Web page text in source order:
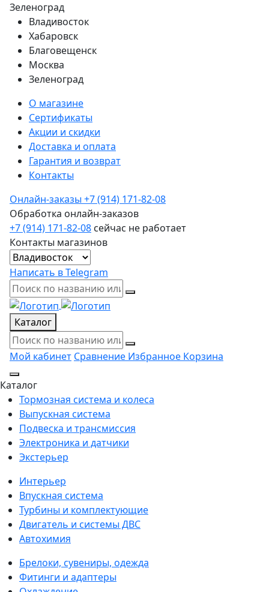
Зеленоград
Владивосток
Хабаровск
Благовещенск
Москва
Зеленоград
О магазине
Сертификаты
Акции и скидки
Доставка и оплата
Гарантия и возврат
Контакты
Онлайн-заказы +7 (914) 171-82-08
Обработка онлайн-заказов
+7 (914) 171-82-08 сейчас не работает
Контакты магазинов
Написать в Telegram
Каталог
Мой кабинет Сравнение Избранное Корзина
Каталог
Тормозная система и колеса
Выпускная система
Подвеска и трансмиссия
Электроника и датчики
Экстерьер
Интерьер
Впускная система
Турбины и комплектующие
Двигатель и системы ДВС
Автохимия
Брелоки, сувениры, одежда
Фитинги и адаптеры